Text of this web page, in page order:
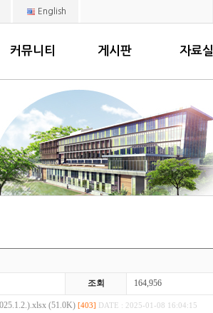
English
커뮤니티 게시판 자료실
조회 164,956
(51.0K) [403] DATE : 2025-01-08 16:04:15